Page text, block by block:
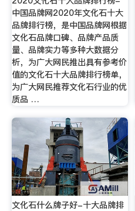
中国品牌网2020年文化石十大
品牌排行榜，是中国品牌网根据
文化石品牌口碑、品牌产品质
量、品牌实力等多种大数据分
析，为广大网民推出具有参考价
值的文化石十大品牌排行榜单，
为广大网民推荐文化石行业的优
质品 …
文化石什么牌子好-十大品牌排